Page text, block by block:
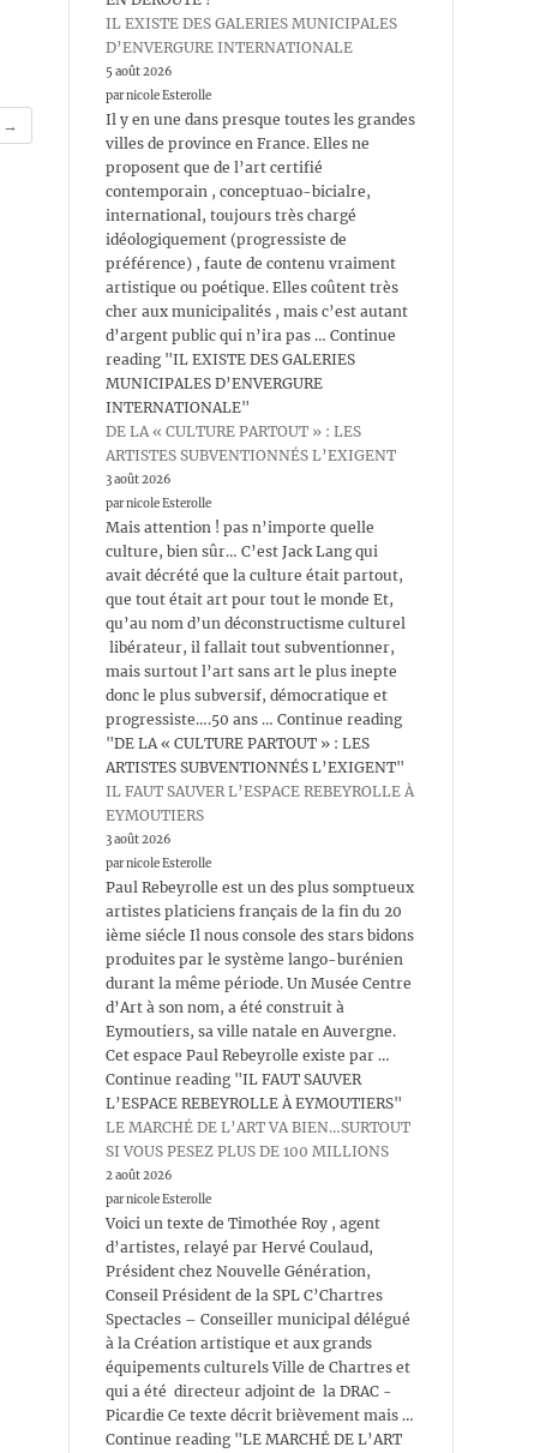
→
IL EXISTE DES GALERIES MUNICIPALES
D’ENVERGURE INTERNATIONALE
5 août 2026
par nicole Esterolle
Il y en une dans presque toutes les grandes
villes de province en France. Elles ne
proposent que de l’art certifié
contemporain , conceptuao-bicialre,
international, toujours très chargé
idéologiquement (progressiste de
préférence) , faute de contenu vraiment
artistique ou poétique. Elles coûtent très
cher aux municipalités , mais c’est autant
d’argent public qui n’ira pas … Continue
reading "IL EXISTE DES GALERIES
MUNICIPALES D’ENVERGURE
INTERNATIONALE"
DE LA « CULTURE PARTOUT » : LES
ARTISTES SUBVENTIONNÉS L’EXIGENT
3 août 2026
par nicole Esterolle
Mais attention ! pas n’importe quelle
culture, bien sûr… C’est Jack Lang qui
avait décrété que la culture était partout,
que tout était art pour tout le monde Et,
qu’au nom d’un déconstructisme culturel
libérateur, il fallait tout subventionner,
mais surtout l’art sans art le plus inepte
donc le plus subversif, démocratique et
progressiste….50 ans … Continue reading
"DE LA « CULTURE PARTOUT » : LES
ARTISTES SUBVENTIONNÉS L’EXIGENT"
IL FAUT SAUVER L’ESPACE REBEYROLLE À
EYMOUTIERS
3 août 2026
par nicole Esterolle
Paul Rebeyrolle est un des plus somptueux
artistes platiciens français de la fin du 20
ième siécle Il nous console des stars bidons
produites par le système lango-burénien
durant la même période. Un Musée Centre
d’Art à son nom, a été construit à
Eymoutiers, sa ville natale en Auvergne.
Cet espace Paul Rebeyrolle existe par …
Continue reading "IL FAUT SAUVER
L’ESPACE REBEYROLLE À EYMOUTIERS"
LE MARCHÉ DE L’ART VA BIEN…SURTOUT
SI VOUS PESEZ PLUS DE 100 MILLIONS
2 août 2026
par nicole Esterolle
Voici un texte de Timothée Roy , agent
d’artistes, relayé par Hervé Coulaud,
Président chez Nouvelle Génération,
Conseil Président de la SPL C’Chartres
Spectacles – Conseiller municipal délégué
à la Création artistique et aux grands
équipements culturels Ville de Chartres et
qui a été directeur adjoint de la DRAC -
Picardie Ce texte décrit brièvement mais …
Continue reading "LE MARCHÉ DE L’ART